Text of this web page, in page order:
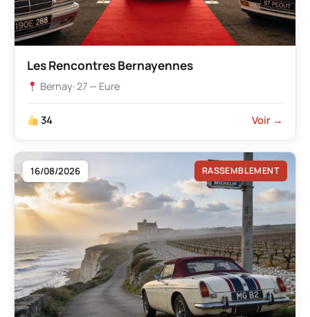
Les Rencontres Bernayennes
Bernay· 27 — Eure
34 Voir →
16/08/2026 RASSEMBLEMENT